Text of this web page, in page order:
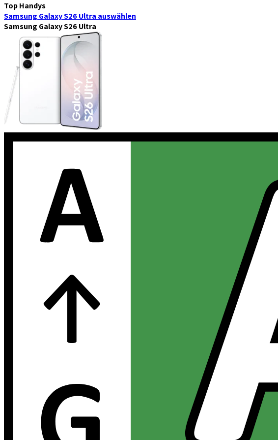
Top Handys
Samsung Galaxy S26 Ultra auswählen
Samsung Galaxy S26 Ultra